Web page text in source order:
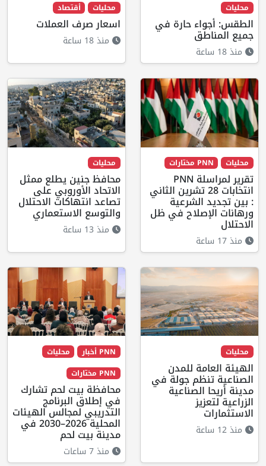
محليات
الطقس: أجواء حارة في
جميع المناطق
منذ 18 ساعة
محليات أقتصاد
اسعار صرف العملات
منذ 18 ساعة
محليات PNN مختارات
تقرير لمراسلة PNN
انتخابات 28 تشرين الثاني
: بين تجديد الشرعية
ورهانات الإصلاح في ظل
الاحتلال
منذ 17 ساعة
محليات
محافظ جنين يطلع ممثل
الاتحاد الأوروبي على
تصاعد انتهاكات الاحتلال
والتوسع الاستعماري
منذ 13 ساعة
محليات
الهيئة العامة للمدن
الصناعية تنظم جولة في
مدينة أريحا الصناعية
الزراعية لتعزيز
الاستثمارات
منذ 12 ساعة
PNN أخبار
محليات
PNN مختارات
محافظة بيت لحم تشارك
في إطلاق البرنامج
التدريبي لمجالس الهيئات
المحلية 2026–2030 في
مدينة بيت لحم
منذ 7 ساعات